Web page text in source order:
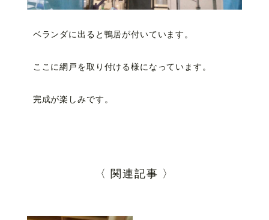
ベランダに出ると鴨居が付いています。
ここに網戸を取り付ける様になっています。
完成が楽しみです。
〈 関連記事 〉